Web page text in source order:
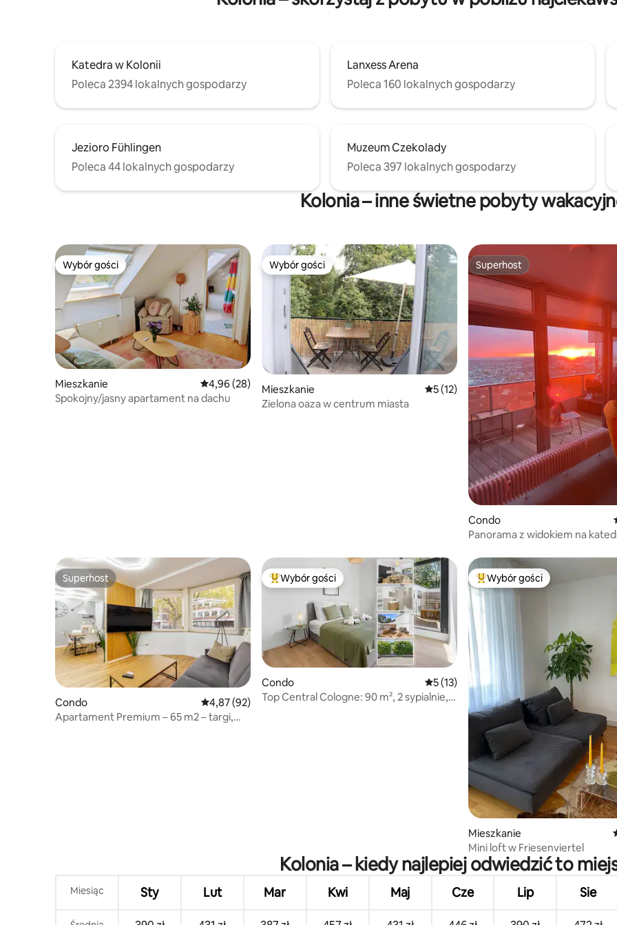
Katedra w Kolonii
Poleca 2394 lokalnych gospodarzy
Lanxess Arena
Poleca 160 lokalnych gospodarzy
Jezioro Fühlingen
Poleca 44 lokalnych gospodarzy
Muzeum Czekolady
Poleca 397 lokalnych gospodarzy
Kolonia – inne świetne pobyty
Wybór gości
Wybór gości
Mieszkanie Średnia ocena: 4,96 na 5, liczba recenzji: 28
4,96 (28)
Spokojny/jasny apartament na dachu
Wybór gości
Wybór gości
Mieszkanie Średnia ocena: 5 na 5, liczba recenzji: 12
5 (12)
Zielona oaza w centrum miasta
Superhost
Superhost
Condo
Panorama z widokiem na
Superhost
Superhost
Condo Średnia ocena: 4,87 na 5, liczba recenzji: 92
4,87 (92)
Apartament Premium – 65 m2 – targi,
Najpopularniejsze z kategorii Wybór gości
Wybór gości
Condo Średnia ocena: 5 na 5, liczba recenzji: 13
5 (13)
Top Central Cologne: 90 m², 2 sypialnie,
Najpopularniejsze z kategorii
Wybór gości
Mieszkanie
Mini loft w Friesenviertel
Kolonia – kiedy najlepiej odwiedzić to
Miesiąc Sty Lut Mar Kwi Maj Cze Lip Sie